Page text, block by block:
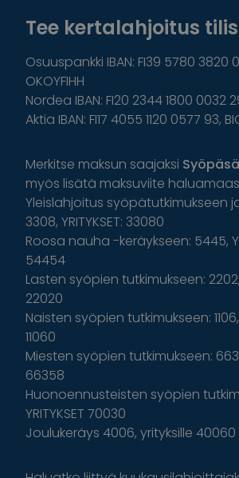
Tee kertalahjoitus
Osuuspankki IBAN: FI39 5780 3820
OKOYFIHH
Nordea IBAN: FI20 2344 1800 0032
Aktia IBAN: FI17 4055 1120 0577 93,
Merkitse maksun saajaksi
myös lisätä maksuviite
Yleislahjoitus syöpätutkimukseen
3308, YRITYKSET: 33080
Roosa nauha -keräykseen: 5445,
54454
Lasten syöpien tutkimukseen: 2202,
22020
Naisten syöpien tutkimukseen: 1106,
11060
Miesten syöpien tutkimukseen:
66358
Huonoennusteisten syöpien
YRITYKSET 70030
Joulukeräys 4006, yrityksille 40060